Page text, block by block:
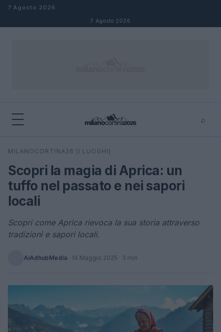
Salta al contenuto
7 Agosto 2026
7 Agosto 2026
⌕
Cerca
MILANOCORTINA26 (I LUOGHI)
Scopri la magia di Aprica: un
tuffo nel passato e nei sapori
locali
Scopri come Aprica rievoca la sua storia attraverso
tradizioni e sapori locali.
AiAdhubMedia · 14 Maggio 2025 · 3 min